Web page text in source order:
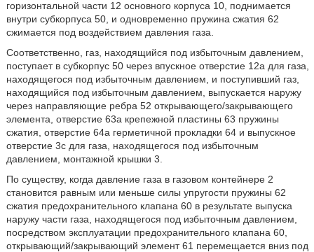
горизонтальной части 12 основного корпуса 10, поднимается
внутри субкорпуса 50, и одновременно пружина сжатия 62
сжимается под воздействием давления газа.
Соответственно, газ, находящийся под избыточным давлением,
поступает в субкорпус 50 через впускное отверстие 12а для газа,
находящегося под избыточным давлением, и поступивший газ,
находящийся под избыточным давлением, выпускается наружу
через направляющие ребра 52 открывающего/закрывающего
элемента, отверстие 63а крепежной пластины 63 пружины
сжатия, отверстие 64а герметичной прокладки 64 и выпускное
отверстие 3с для газа, находящегося под избыточным
давлением, монтажной крышки 3.
По существу, когда давление газа в газовом контейнере 2
становится равным или меньше силы упругости пружины 62
сжатия предохранительного клапана 60 в результате выпуска
наружу части газа, находящегося под избыточным давлением,
посредством эксплуатации предохранительного клапана 60,
открывающий/закрывающий элемент 61 перемещается вниз под